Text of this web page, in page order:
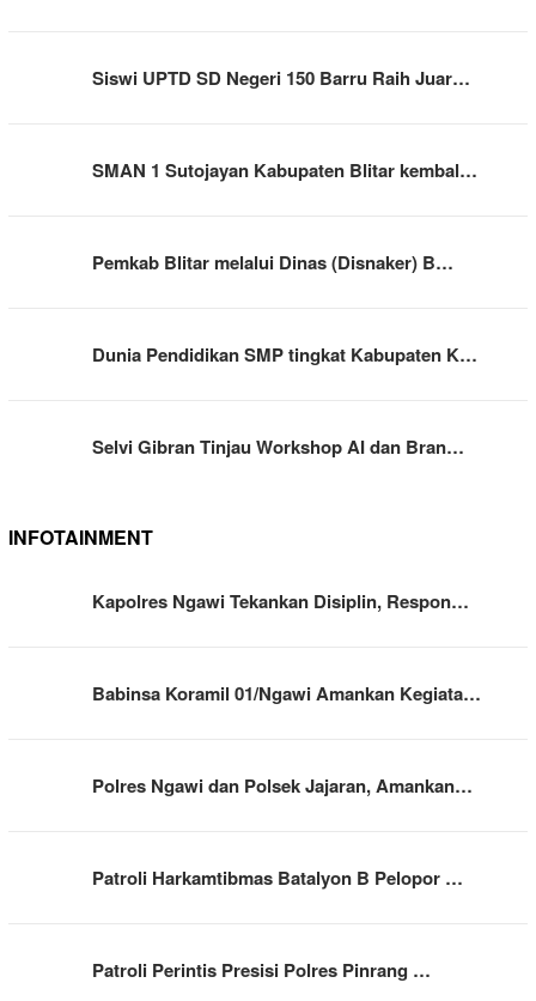
Siswi UPTD SD Negeri 150 Barru Raih Juar…
SMAN 1 Sutojayan Kabupaten Blitar kembal…
Pemkab Blitar melalui Dinas (Disnaker) B…
Dunia Pendidikan SMP tingkat Kabupaten K…
Selvi Gibran Tinjau Workshop AI dan Bran…
INFOTAINMENT
Kapolres Ngawi Tekankan Disiplin, Respon…
Babinsa Koramil 01/Ngawi Amankan Kegiata…
Polres Ngawi dan Polsek Jajaran, Amankan…
Patroli Harkamtibmas Batalyon B Pelopor …
Patroli Perintis Presisi Polres Pinrang …